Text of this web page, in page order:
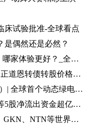
床试验批准-全球看点
是偶然还是必然？
理财APP测评系列丨逐浪直销APP，哪家体验更好？_全球今亮点
今日最新！道恩股份: 关于不向下修正道恩转债转股价格的公告
天天快资讯：国际氢报（0619-0625）| 全球首个动态绿电制氨工厂初具规模；MTU开发液氢航空燃料电池技术；道达尔致力于绿氢炼油……
计算机行业资金流出榜：浪潮信息等5股净流出资金超亿元_世界热文
力星股份：我公司产品主要为SKF、GKN、NTN等世界著名的轴承公司配套 全球热点评